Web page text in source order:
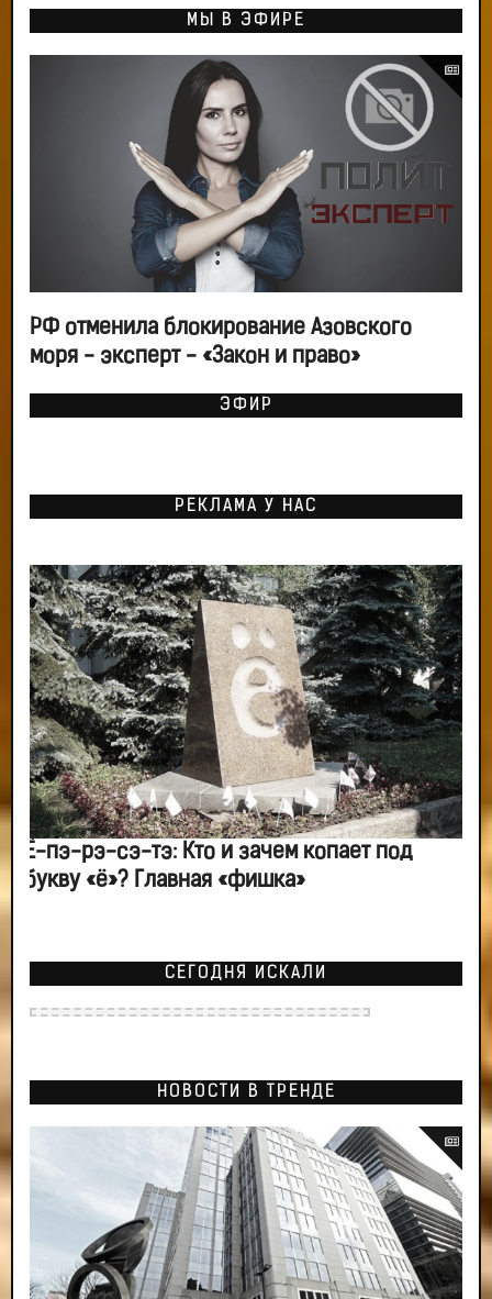
МЫ В ЭФИРЕ
РФ отменила блокирование Азовского
моря - эксперт - «Закон и право»
ЭФИР
РЕКЛАМА У НАС
Ё-пэ-рэ-сэ-тэ: Кто и зачем копает под
букву «ё»? Главная «фишка»
СЕГОДНЯ ИСКАЛИ
НОВОСТИ В ТРЕНДЕ